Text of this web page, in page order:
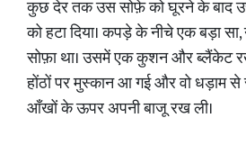
कुछ देर तक उस सोफ़े को घूरने के बाद
को हटा दिया। कपड़े के नीचे एक बड़ा सा,
सोफ़ा था। उसमें एक कुशन और ब्लैंकेट
होंठों पर मुस्कान आ गई और वो धड़ाम से
आँखों के ऊपर अपनी बाजू रख ली।